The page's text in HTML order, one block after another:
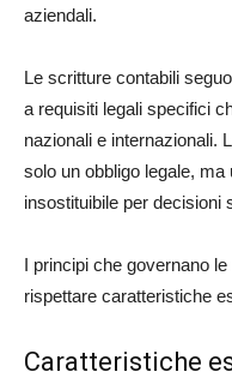
aziendali.
Le scritture contabili
a requisiti legali specifici
nazionali e internazionali.
solo un obbligo legale,
insostituibile per decisioni
I principi che governano le
rispettare caratteristiche
Caratteristiche